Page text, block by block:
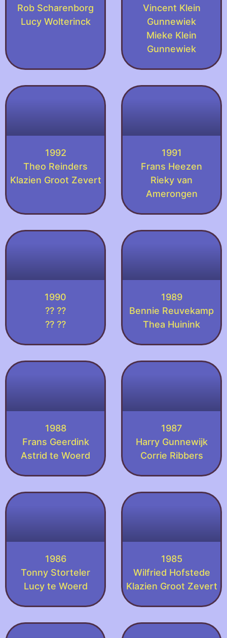
Rob Scharenborg
Lucy Wolterinck
Vincent Klein
Gunnewiek
Mieke Klein
Gunnewiek
1992
Theo Reinders
Klazien Groot Zevert
1991
Frans Heezen
Rieky van
Amerongen
1990
?? ??
?? ??
1989
Bennie Reuvekamp
Thea Huinink
1988
Frans Geerdink
Astrid te Woerd
1987
Harry Gunnewijk
Corrie Ribbers
1986
Tonny Storteler
Lucy te Woerd
1985
Wilfried Hofstede
Klazien Groot Zevert